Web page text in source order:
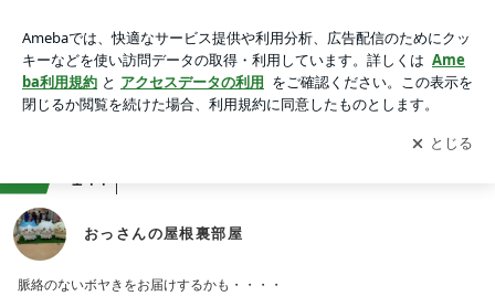
アプリをダウンロードして ブログの更新通知
を受け取りまし
ょう。
開く
144
おっさんの屋根裏部屋
脈絡のないボヤきをお届けするかも・・・・